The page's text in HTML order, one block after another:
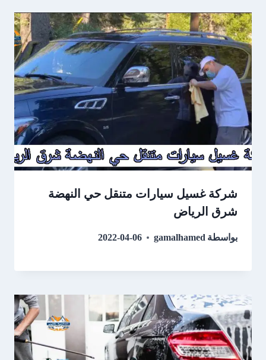
شركة غسيل سيارات متنقل حي النهضة
شرق الرياض
بواسطة gamalhamed
2022-04-06